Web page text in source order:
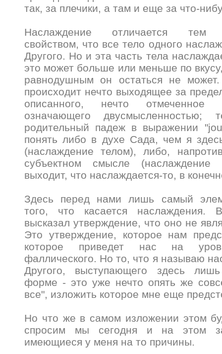
так, за плечики, а там и еще за что-
Наслаждение отличается тем
свойством, что все тело одного
Другого. Но и эта часть тела
это может больше или меньше по
равнодушным он остаться не
происходит нечто выходящее за
описанного, нечто отмеченное
означающего
родительный падеж в выражении
понять либо в духе Сада, чем я
(наслаждение телом), либо,
субъектном смысле
выходит, что наслаждается-то, в
Здесь перед нами лишь самый
того, что касается
высказал утверждение, что оно не
Это утверждение, которое нам
которое приведет нас на
фаллического. Но то, что я называю
Другого, выступающего здесь
форме - это уже нечто опять же
все", изложить которое мне еще
Но что же в самом изложении этом
спросим мы сегодня и на этом
имеющиеся у меня на то причины.